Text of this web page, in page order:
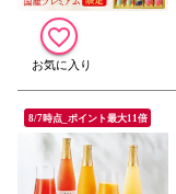
8/7時点_ポイント最大11倍